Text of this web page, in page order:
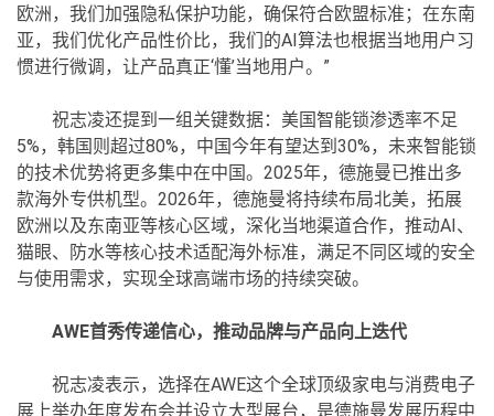
欧洲，我们加强隐私保护功能，确保符合欧盟标准；在东南
亚，我们优化产品性价比，我们的AI算法也根据当地用户习
惯进行微调，让产品真正‘懂’当地用户。”
祝志凌还提到一组关键数据：美国智能锁渗透率不足
5%，韩国则超过80%，中国今年有望达到30%，未来智能锁
的技术优势将更多集中在中国。2025年，德施曼已推出多
款海外专供机型。2026年，德施曼将持续布局北美，拓展
欧洲以及东南亚等核心区域，深化当地渠道合作，推动AI、
猫眼、防水等核心技术适配海外标准，满足不同区域的安全
与使用需求，实现全球高端市场的持续突破。
AWE首秀传递信心，推动品牌与产品向上迭代
祝志凌表示，选择在AWE这个全球顶级家电与消费电子
展上举办年度发布会并设立大型展台，是德施曼发展历程中